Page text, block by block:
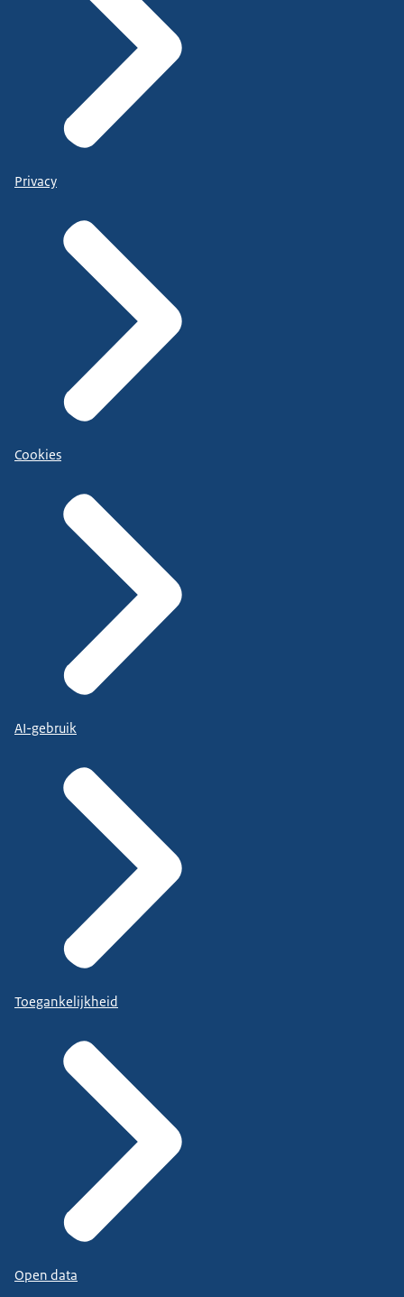
Privacy
Cookies
AI-gebruik
Toegankelijkheid
Open data